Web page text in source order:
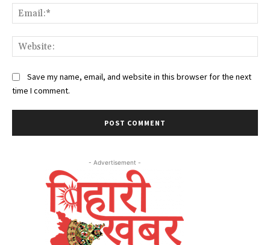
Save my name, email, and website in this browser for the next
time I comment.
- Advertisement -